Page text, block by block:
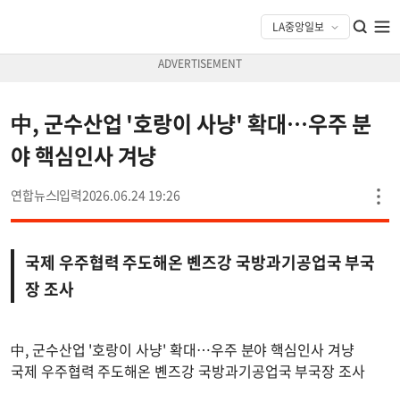
中, 군수산업 '호랑이 사냥' 확대…우주 분
야 핵심인사 겨냥
연합뉴스 2026.06.24 19:26
국제 우주협력 주도해온 볜즈강 국방과기공업국 부국
장 조사
中, 군수산업 '호랑이 사냥' 확대…우주 분야 핵심인사 겨냥
국제 우주협력 주도해온 볜즈강 국방과기공업국 부국장 조사